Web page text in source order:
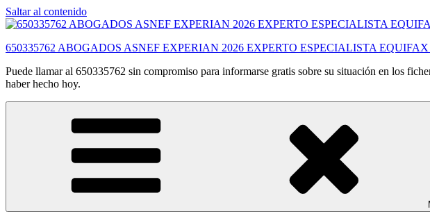
Saltar al contenido
650335762 ABOGADOS ASNEF EXPERIAN 2026 EXPERTO ESPECIALISTA
Puede llamar al 650335762 sin compromiso para informarse gratis sobre su situación en los
haber hecho hoy.